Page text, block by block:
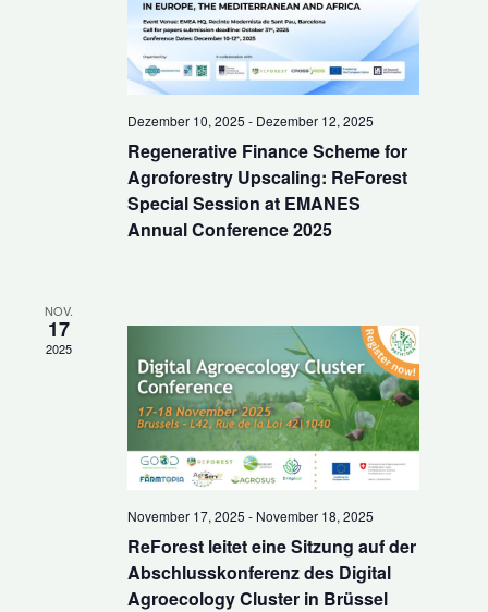
Dezember 10, 2025 - Dezember 12, 2025
Regenerative Finance Scheme for
Agroforestry Upscaling: ReForest
Special Session at EMANES
Annual Conference 2025
NOV.
17
2025
November 17, 2025 - November 18, 2025
ReForest leitet eine Sitzung auf der
Abschlusskonferenz des Digital
Agroecology Cluster in Brüssel